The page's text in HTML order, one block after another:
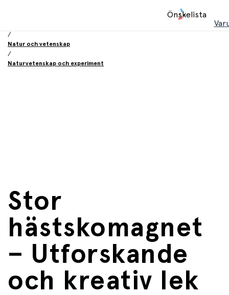
Önskelista
/
Natur och vetenskap
/
Naturvetenskap och experiment
Stor
hästskomagnet
– Utforskande
och kreativ lek